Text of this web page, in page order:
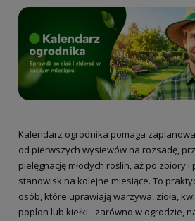
Kalendarz ogrodnika pomaga
od pierwszych wysiewów na rozsadę,
pielęgnację młodych roślin, aż po zbiory
stanowisk na kolejne miesiące. To
osób, które uprawiają warzywa, zioła,
poplon lub kiełki - zarówno w ogrodzie,